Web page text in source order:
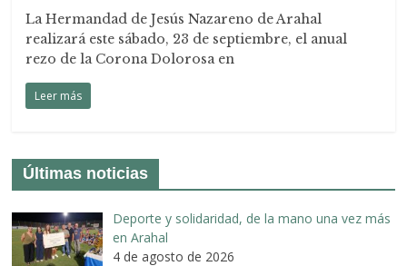
La Hermandad de Jesús Nazareno de Arahal
realizará este sábado, 23 de septiembre, el anual
rezo de la Corona Dolorosa en
Leer más
Últimas noticias
Deporte y solidaridad, de la mano una vez más
en Arahal
4 de agosto de 2026